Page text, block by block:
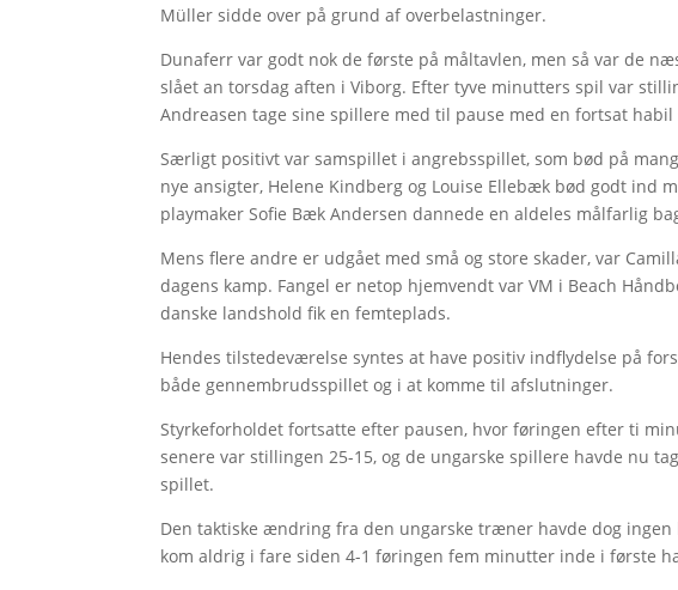
Müller sidde over på grund af overbelastninger.
Dunaferr var godt nok de første på måltavlen, men så var de
slået an torsdag aften i Viborg. Efter tyve minutters spil var
Andreasen tage sine spillere med til pause med en fortsat habil
Særligt positivt var samspillet i angrebsspillet, som bød på
nye ansigter, Helene Kindberg og Louise Ellebæk bød godt ind
playmaker Sofie Bæk Andersen dannede en aldeles målfarlig
Mens flere andre er udgået med små og store skader, var
dagens kamp. Fangel er netop hjemvendt var VM i Beach
danske landshold fik en femteplads.
Hendes tilstedeværelse syntes at have positiv indflydelse på
både gennembrudsspillet og i at komme til afslutninger.
Styrkeforholdet fortsatte efter pausen, hvor føringen efter ti
senere var stillingen 25-15, og de ungarske spillere havde nu
spillet.
Den taktiske ændring fra den ungarske træner havde dog
kom aldrig i fare siden 4-1 føringen fem minutter inde i første